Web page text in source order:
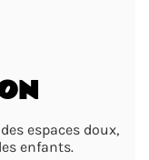
espaces doux,
enfants.